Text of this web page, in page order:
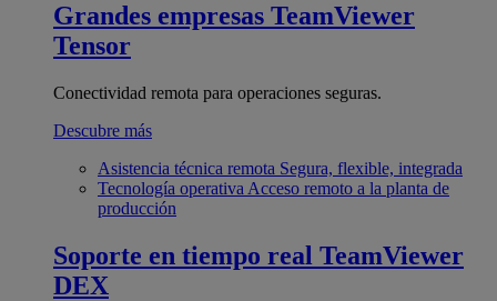
Grandes empresas TeamViewer
Tensor
Conectividad remota para operaciones seguras.
Descubre más
Asistencia técnica remota Segura, flexible, integrada
Tecnología operativa Acceso remoto a la planta de
producción
Soporte en tiempo real TeamViewer
DEX